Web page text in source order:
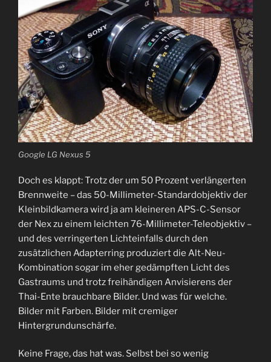
Google LG Nexus 5
Doch es klappt: Trotz der um 50 Prozent verlängerten
Brennweite – das 50-Millimeter-Standardobjektiv der
Kleinbildkamera wird ja am kleineren APS-C-Sensor
der Nex zu einem leichten 76-Millimeter-Teleobjektiv –
und des verringerten Lichteinfalls durch den
zusätzlichen Adapterring produziert die Alt-Neu-
Kombination sogar im eher gedämpften Licht des
Gastraums und trotz freihändigen Anvisierens der
Thai-Ente brauchbare Bilder. Und was für welche.
Bilder mit Farben. Bilder mit cremiger
Hintergrundunschärfe.
Keine Frage, das hat was. Selbst bei so wenig